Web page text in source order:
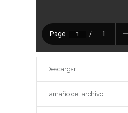
Descargar
Tamaño del archivo